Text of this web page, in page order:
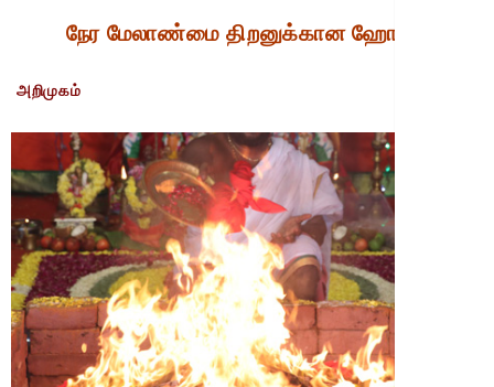
நேர மேலாண்மை திறனுக்கான ஹோமம்
அறிமுகம்